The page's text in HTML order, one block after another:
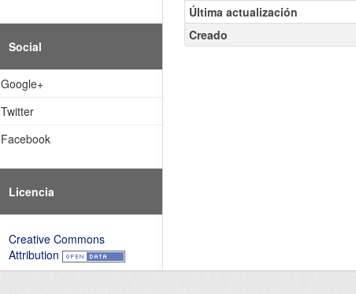
Última actualización
Creado
Social
Google+
Twitter
Facebook
Licencia
Creative Commons
Attribution